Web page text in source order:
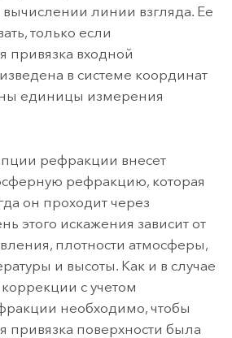
линии взгляда. Ее
только если
привязка входной
в системе координат
единицы измерения
рефракции внесет
рефракцию, которая
он проходит через
этого искажения зависит от
плотности атмосферы,
и высоты. Как и в случае
с учетом
необходимо, чтобы
привязка поверхности была